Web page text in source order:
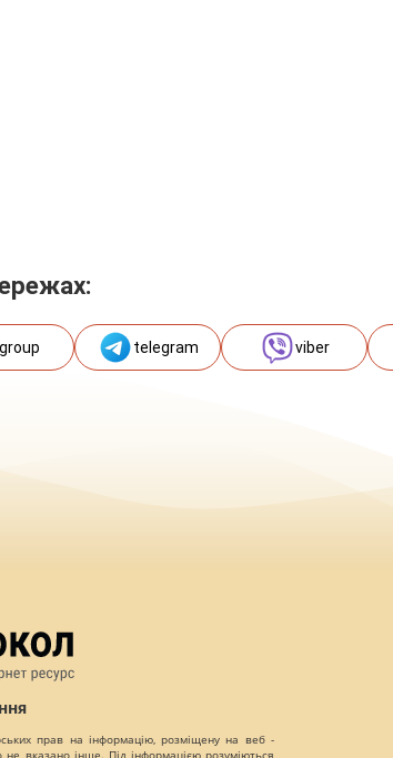
group telegram viber
прав на інформацію, розміщену на веб -
не вказано інше. Під інформацією розуміються